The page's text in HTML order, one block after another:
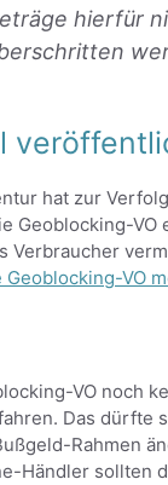
hierfür
hat zur
Geoblocking-VO
Verbraucher
VO
VO noch
Das dürfte
Rahmen
Händler sollten